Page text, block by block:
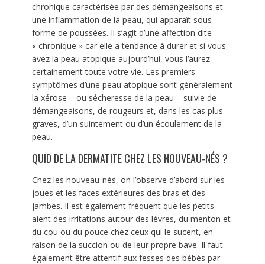
chronique caractérisée par des démangeaisons et
une inflammation de la peau, qui apparaît sous
forme de poussées. Il s’agit d’une affection dite
« chronique » car elle a tendance à durer et si vous
avez la peau atopique aujourd’hui, vous l’aurez
certainement toute votre vie. Les premiers
symptômes d’une peau atopique sont généralement
la xérose – ou sécheresse de la peau – suivie de
démangeaisons, de rougeurs et, dans les cas plus
graves, d’un suintement ou d’un écoulement de la
peau.
QUID DE LA DERMATITE CHEZ LES NOUVEAU-NÉS ?
Chez les nouveau-nés, on l’observe d’abord sur les
joues et les faces extérieures des bras et des
jambes. Il est également fréquent que les petits
aient des irritations autour des lèvres, du menton et
du cou ou du pouce chez ceux qui le sucent, en
raison de la succion ou de leur propre bave. Il faut
également être attentif aux fesses des bébés par